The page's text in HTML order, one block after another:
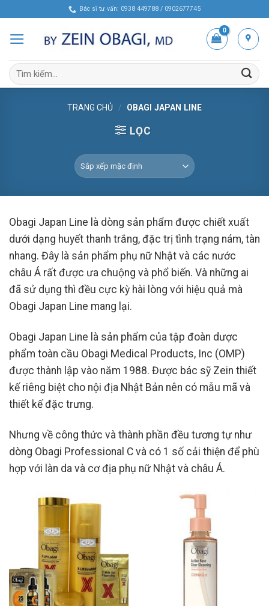
content
Bác sĩ tư vấn: 0938 449788 / 0902677745
Tìm
kiếm:
TRANG CHỦ / OBAGI JAPAN LINE
LỌC
Obagi Japan Line là dòng sản phẩm được chiết xuất
dưới dạng huyết thanh trắng, đặc trị tình trạng nám, tàn
nhang. Đây là sản phẩm phụ nữ Nhật và các nước
châu Á rất được ưa chuộng và phổ biến. Và những ai
đã sử dụng thì đều cực kỳ hài lòng với hiệu quả mà
Obagi Japan Line mang lại.
Obagi Japan Line là sản phẩm của tập đoàn dược
phẩm toàn cầu Obagi Medical Products, Inc (OMP)
được thành lập vào năm 1988. Được bác sỹ Zein thiết
kế riêng biệt cho nội địa Nhật Bản nên có mẫu mã và
thiết kế đặc trưng.
Nhưng về công thức và thành phần đều tương tự như
dòng Obagi Professional C và có 1 số cải thiện để phù
hợp với làn da và cơ địa phụ nữ Nhật và châu Á.